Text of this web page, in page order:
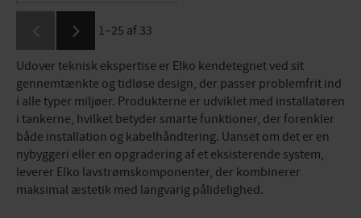
1–25 af 33
Udover teknisk ekspertise er Elko kendetegnet ved sit
gennemtænkte og tidløse design, der passer problemfrit ind
i alle typer miljøer. Produkterne er udviklet med installatøren
i tankerne, hvilket betyder smarte funktioner, der forenkler
både installation og kabelhåndtering. Uanset om det er en
nybyggeri eller en opgradering af et eksisterende system,
leverer Elko lavstrømskomponenter, der kombinerer
maksimal æstetik med langvarig pålidelighed.